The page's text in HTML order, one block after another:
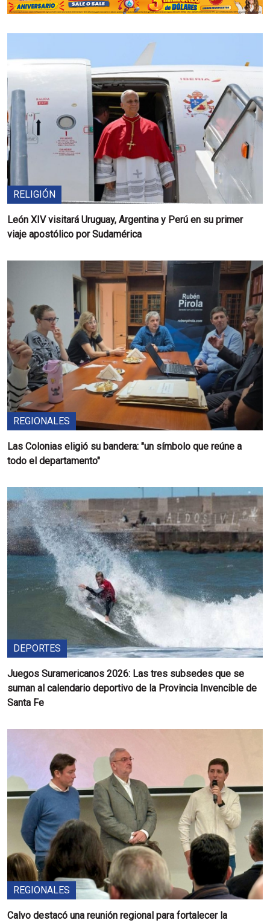
RELIGIÓN
León XIV visitará Uruguay, Argentina y Perú en su primer
viaje apostólico por Sudamérica
REGIONALES
Las Colonias eligió su bandera: "un símbolo que reúne a
todo el departamento"
DEPORTES
Juegos Suramericanos 2026: Las tres subsedes que se
suman al calendario deportivo de la Provincia Invencible de
Santa Fe
REGIONALES
Calvo destacó una reunión regional para fortalecer la